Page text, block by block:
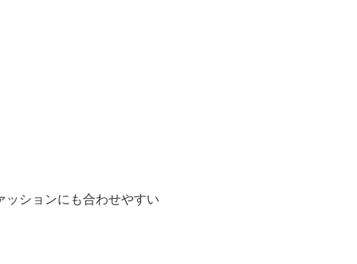
ションにも合わせやすい